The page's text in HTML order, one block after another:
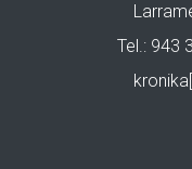
Tel.: 943